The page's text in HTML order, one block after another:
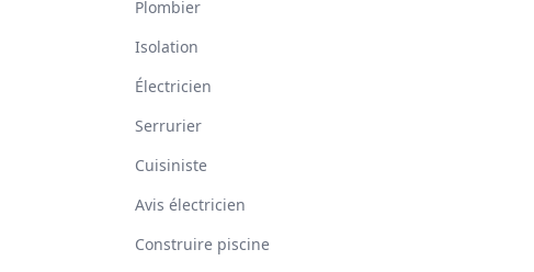
Plombier
Isolation
Électricien
Serrurier
Cuisiniste
Avis électricien
Construire piscine